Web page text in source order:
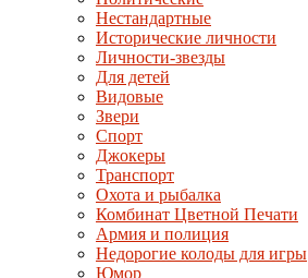
Нестандартные
Исторические личности
Личности-звезды
Для детей
Видовые
Звери
Спорт
Джокеры
Транспорт
Охота и рыбалка
Комбинат Цветной Печати
Армия и полиция
Недорогие колоды для игры
Юмор